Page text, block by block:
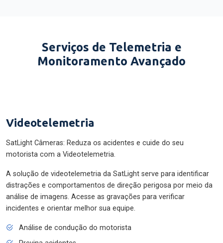
Serviços de Telemetria e
Monitoramento Avançado
Videotelemetria
SatLight Câmeras: Reduza os acidentes e cuide do seu
motorista com a Videotelemetria.
A solução de videotelemetria da SatLight serve para identificar
distrações e comportamentos de direção perigosa por meio da
análise de imagens. Acesse as gravações para verificar
incidentes e orientar melhor sua equipe.
Análise de condução do motorista